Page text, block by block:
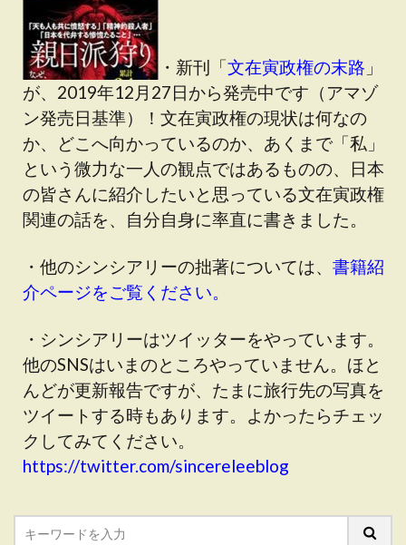
・新刊「文在寅政権の末路 」
が、2019年12月27日から発売中です（アマゾ
ン発売日基準）！文在寅政権の現状は何なの
か、どこへ向かっているのか、あくまで「私」
という微力な一人の観点ではあるものの、日本
の皆さんに紹介したいと思っている文在寅政権
関連の話を、自分自身に率直に書きました。
・他のシンシアリーの拙著については、 書籍紹
介ページをご覧ください。
・シンシアリーはツイッターをやっています。
他のSNSはいまのところやっていません。ほと
んどが更新報告ですが、たまに旅行先の写真を
ツイートする時もあります。よかったらチェッ
クしてみてください。
https://twitter.com/sincereleeblog